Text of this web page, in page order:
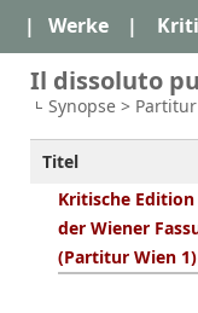
| Werke |
Il dissoluto
Synopse >
Titel
Kritische
der Wiener
(Partitur Wien 1)